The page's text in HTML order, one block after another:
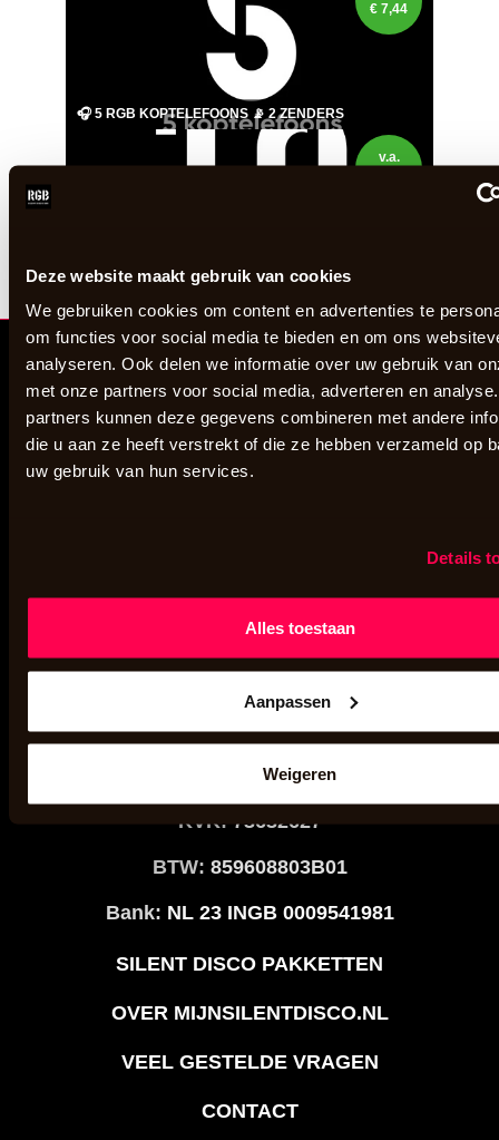
Deze website maakt gebruik van cookies
We gebruiken cookies om content en advertenties te
om functies voor social media te bieden en om ons
analyseren. Ook delen we informatie over uw gebruik van
met onze partners voor social media, adverteren en
partners kunnen deze gegevens combineren met andere
die u aan ze heeft verstrekt of die ze hebben verzameld op
uw gebruik van hun services.
Details
Alles toestaan
Aanpassen
Weigeren
🎧 5 RGB KOPTELEFOONS 📡 2 ZENDERS
€ 7,44
🎧 10 RGB KOPTELEFOONS 📡 2 ZENDERS
v.a.
RGB Disco B.V.
Stratumseind 34
Tel: 088-7423410
info@mijnsilentdisco.nl
KVK:73632627
BTW: 859608803B01
Bank: NL 23 INGB 0009541981
SILENT DISCO PAKKETTEN
OVER MIJNSILENTDISCO.NL
VEEL GESTELDE VRAGEN
CONTACT